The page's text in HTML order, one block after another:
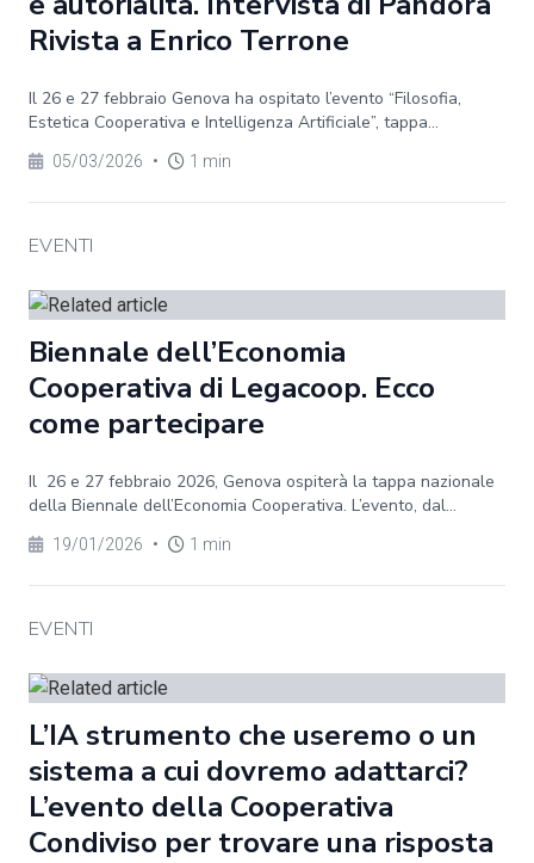
Rivista a Enrico Terrone
Il 26 e 27 febbraio Genova ha ospitato l’evento “Filosofia,
Estetica Cooperativa e Intelligenza Artificiale”, tappa...
05/03/2026 • 1 min
EVENTI
Biennale dell’Economia
Cooperativa di Legacoop. Ecco
come partecipare
Il 26 e 27 febbraio 2026, Genova ospiterà la tappa nazionale
della Biennale dell’Economia Cooperativa. L’evento, dal...
19/01/2026 • 1 min
EVENTI
L’IA strumento che useremo o un
sistema a cui dovremo adattarci?
L’evento della Cooperativa
Condiviso per trovare una risposta